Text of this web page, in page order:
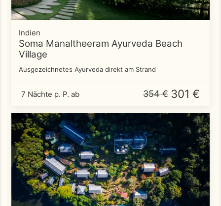
Indien
Soma Manaltheeram Ayurveda Beach
Village
Ausgezeichnetes Ayurveda direkt am Strand
7 Nächte p. P. ab 354 € 301 €